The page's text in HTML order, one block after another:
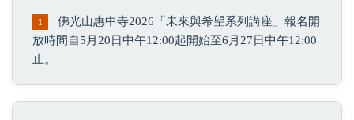
1
佛光山惠中寺2026「未來與希望系列講座」報名開
放時間自5月20日中午12:00起開始至6月27日中午12:00
止。